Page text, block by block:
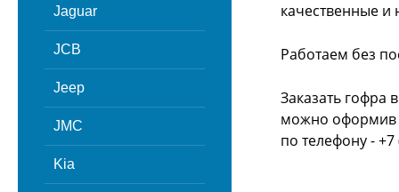
Jaguar
JCB
Jeep
JMC
Kia
качественные и
Работаем без
Заказать гофра
можно оформив
по телефону -